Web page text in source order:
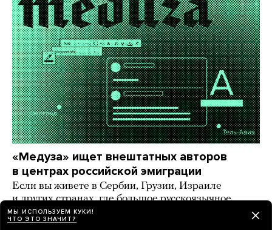
«Медуза» ищет внештатных авторов
в центрах российской эмиграции
Если вы живете в Сербии, Грузии, Израиле
и других странах, где большое русскоязычное
комьюнити, — напишите нам!
МЫ ИСПОЛЬЗУЕМ КУКИ!
ЧТО ЭТО ЗНАЧИТ?